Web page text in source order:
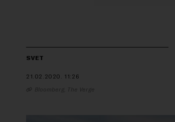
SVET
21.02.2020. 11:26
Bloomberg, The Verge